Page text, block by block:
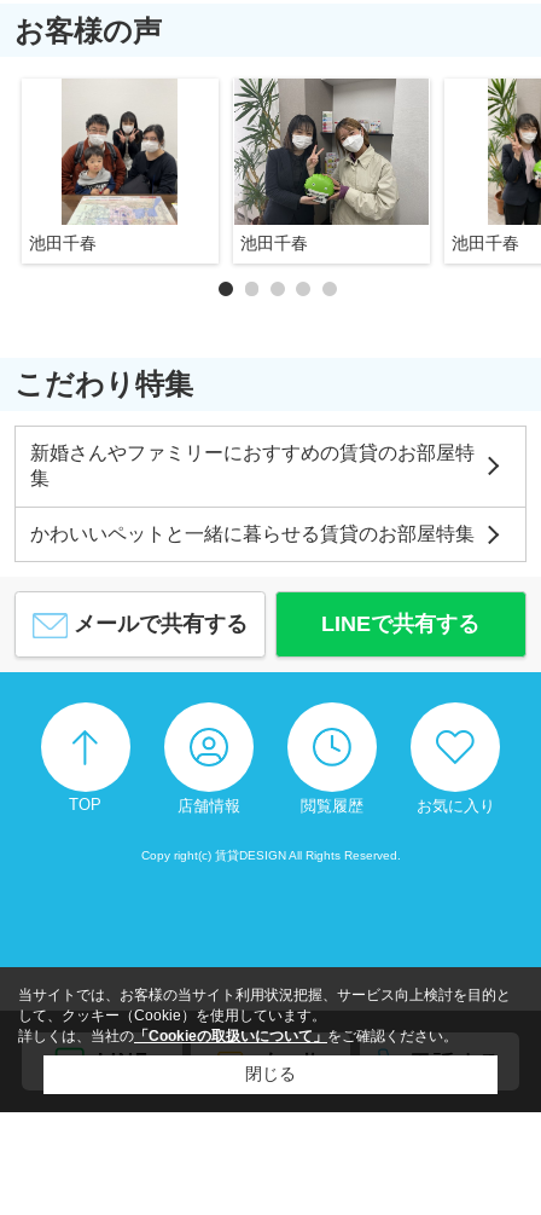
お客様の声
池田千春 池田千春 池田千春
こだわり特集
新婚さんやファミリーにおすすめの賃貸のお部屋特
集
かわいいペットと一緒に暮らせる賃貸のお部屋特集
メールで共有する LINEで共有する
TOP 店舗情報 閲覧履歴 お気に入り
Copy right(c) 賃貸DESIGN All Rights Reserved.
当サイトでは、お客様の当サイト利用状況把握、サービス向上検討を目的と
して、クッキー（Cookie）を使用しています。
詳しくは、当社の 「Cookieの取扱いについて」 をご確認ください。
閉じる